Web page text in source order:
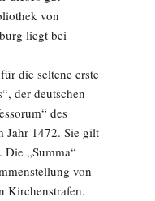
von
liegt bei
die seltene erste
der deutschen
des
Jahr 1472. Sie gilt
„Summa“
von
Kirchenstrafen.